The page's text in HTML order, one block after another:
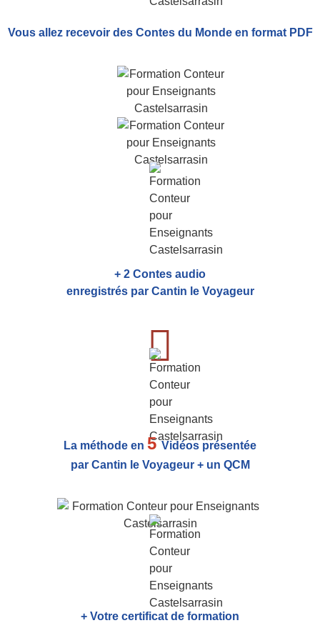
Vous allez recevoir des Contes du Monde en format PDF
+ 2 Contes audio
enregistrés par Cantin le Voyageur
La méthode en 5Vidéos présentée
par Cantin le Voyageur + un QCM
+ Votre certificat de formation